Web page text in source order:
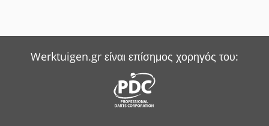
Werktuigen.gr είναι επίσημος χορηγός του: